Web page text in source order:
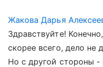
Жакова Дарья
Здравствуйте!
скорее всего, дело не
Но с другой стороны -